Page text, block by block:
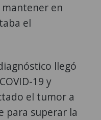
en
el
llegó
19 y
el tumor a
para superar la